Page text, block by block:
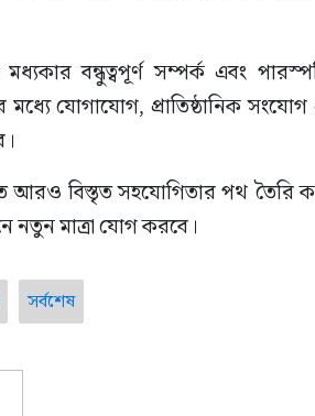
বন্ধুত্বপূর্ণ সম্পর্ক এবং
যোগাযোগ, প্রাতিষ্ঠানিক সংযোগ
আরও বিস্তৃত সহযোগিতার পথ তৈরি
নতুন মাত্রা যোগ করবে।
সর্বশেষ